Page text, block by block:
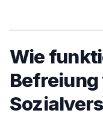
Wie
Befreiung